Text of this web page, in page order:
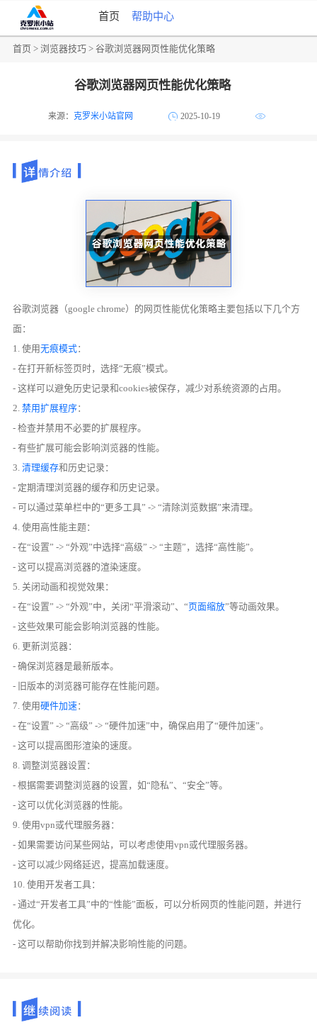
首页 帮助中心
首页 >浏览器技巧 > 谷歌浏览器网页性能优化策略
谷歌浏览器网页性能优化策略
来源：克罗米小站官网 2025-10-19
谷歌浏览器（google chrome）的网页性能优化策略主要包括以下几个方
面：
1. 使用无痕模式：
- 在打开新标签页时，选择“无痕”模式。
- 这样可以避免历史记录和cookies被保存，减少对系统资源的占用。
2.禁用扩展程序：
- 检查并禁用不必要的扩展程序。
- 有些扩展可能会影响浏览器的性能。
3.清理缓存和历史记录：
- 定期清理浏览器的缓存和历史记录。
- 可以通过菜单栏中的“更多工具” -> “清除浏览数据”来清理。
4. 使用高性能主题：
- 在“设置” -> “外观”中选择“高级” -> “主题”，选择“高性能”。
- 这可以提高浏览器的渲染速度。
5. 关闭动画和视觉效果：
- 在“设置” -> “外观”中，关闭“平滑滚动”、“页面缩放”等动画效果。
- 这些效果可能会影响浏览器的性能。
6. 更新浏览器：
- 确保浏览器是最新版本。
- 旧版本的浏览器可能存在性能问题。
7. 使用硬件加速：
- 在“设置” -> “高级” -> “硬件加速”中，确保启用了“硬件加速”。
- 这可以提高图形渲染的速度。
8. 调整浏览器设置：
- 根据需要调整浏览器的设置，如“隐私”、“安全”等。
- 这可以优化浏览器的性能。
9. 使用vpn或代理服务器：
- 如果需要访问某些网站，可以考虑使用vpn或代理服务器。
- 这可以减少网络延迟，提高加载速度。
10. 使用开发者工具：
- 通过“开发者工具”中的“性能”面板，可以分析网页的性能问题，并进行
优化。
- 这可以帮助你找到并解决影响性能的问题。